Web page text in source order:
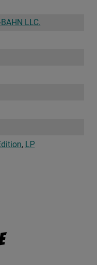
BAHN LLC.
, LP